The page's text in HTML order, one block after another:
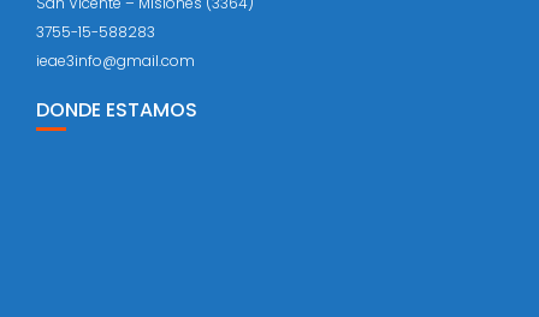
3755-15-588283
ieae3info@gmail.com
DONDE ESTAMOS